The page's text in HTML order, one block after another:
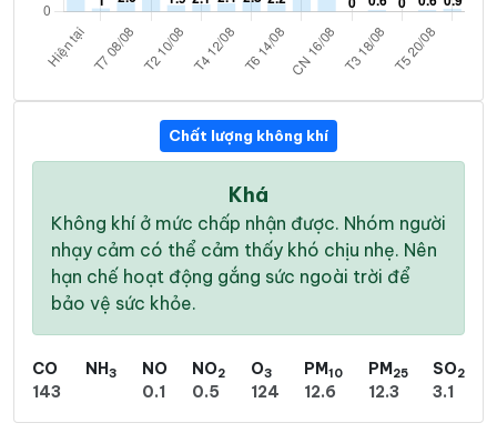
Chất lượng không khí
Khá
Không khí ở mức chấp nhận được. Nhóm người
nhạy cảm có thể cảm thấy khó chịu nhẹ. Nên
hạn chế hoạt động gắng sức ngoài trời để
bảo vệ sức khỏe.
CO
143
NH3
NO
0.1
NO2
0.5
O3
124
PM10
12.6
PM25
12.3
SO2
3.1